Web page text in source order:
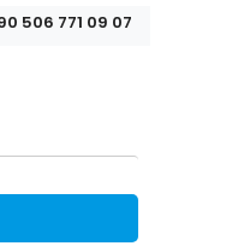
506 771 09 07